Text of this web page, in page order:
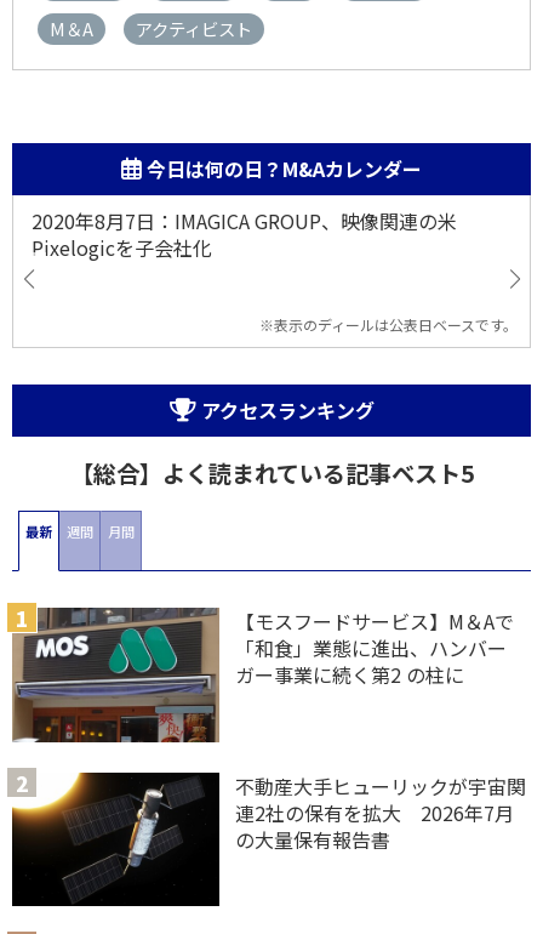
M＆A
アクティビスト
今日は何の日？M&Aカレンダー
2020年8月7日：IMAGICA GROUP、映像関連の米
Pixelogicを子会社化
※表示のディールは公表日ベースです。
アクセスランキング
【総合】よく読まれている記事ベスト5
最新 週間 月間
【モスフードサービス】M＆Aで
「和食」業態に進出、ハンバー
ガー事業に続く第2 の柱に
不動産大手ヒューリックが宇宙関
連2社の保有を拡大 2026年7月
の大量保有報告書